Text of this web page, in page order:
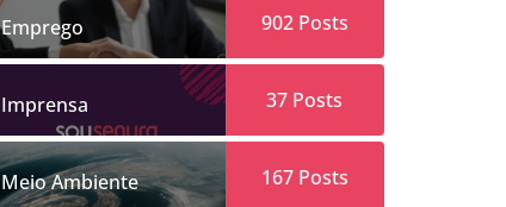
Emprego 902Posts
Imprensa 37 Posts
Meio Ambiente 167Posts